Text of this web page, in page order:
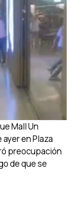
Mall Un
en Plaza
preocupación
de que se